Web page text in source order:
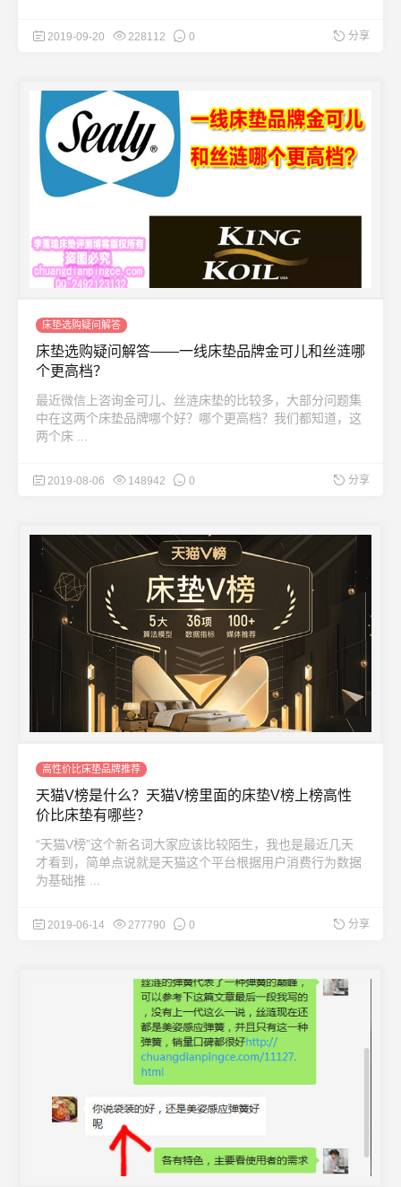
2019-09-20 228112 0 分享
床垫选购疑问解答
床垫选购疑问解答——一线床垫品牌金可儿和丝涟哪
个更高档？
最近微信上咨询金可儿、丝涟床垫的比较多，大部分问题集
中在这两个床垫品牌哪个好？哪个更高档？我们都知道，这
两个床 ...
2019-08-06 148942 0 分享
高性价比床垫品牌推荐
天猫V榜是什么？天猫V榜里面的床垫V榜上榜高性
价比床垫有哪些？
“天猫V榜”这个新名词大家应该比较陌生，我也是最近几天
才看到，简单点说就是天猫这个平台根据用户消费行为数据
为基础推 ...
2019-06-14 277790 0 分享